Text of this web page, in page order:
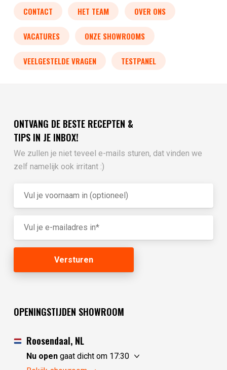
CONTACT HET TEAM OVER ONS
VACATURES ONZE SHOWROOMS
VEELGESTELDE VRAGEN TESTPANEL
ONTVANG DE BESTE RECEPTEN &
TIPS IN JE INBOX!
We zullen je niet teveel e-mails sturen, dat vinden we
zelf namelijk ook irritant :)
OPENINGSTIJDEN SHOWROOM
Roosendaal, NL
Nu opengaat dicht om 17:30